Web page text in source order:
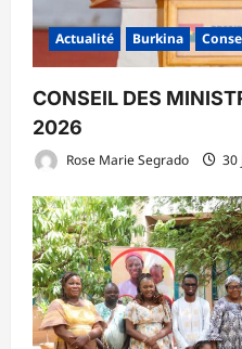
Actualité Burkina
CONSEIL DES
2026
Rose Marie Segrado 30